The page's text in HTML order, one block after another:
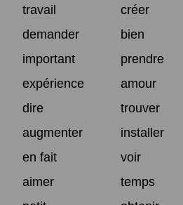
travail
créer
demander
bien
important
prendre
expérience
amour
dire
trouver
augmenter
installer
en fait
voir
aimer
temps